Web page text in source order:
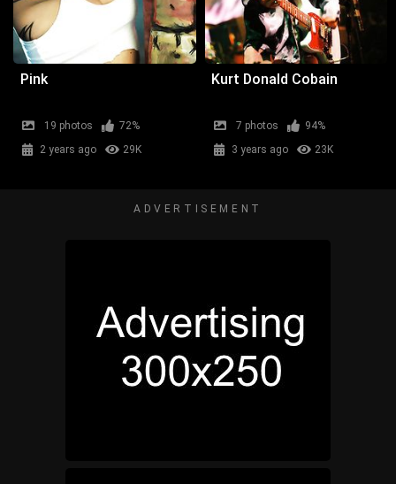
Pink
19 photos
72%
2 years ago
29K
Kurt Donald Cobain
7 photos
94%
3 years ago
23K
ADVERTISEMENT